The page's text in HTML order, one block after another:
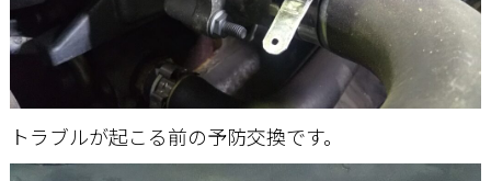
トラブルが起こる前の予防交換です。